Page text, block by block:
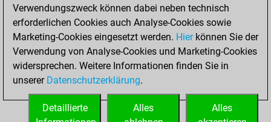
Sonntag, Januar
15, 2006
You played 88
bullet games
Play
You scored +52
=0 -36 in bullet
Verwendungszweck können dabei neben technisch
erforderlichen Cookies auch Analyse-Cookies sowie
Marketing-Cookies eingesetzt werden. Hierkönnen Sie der
Verwendung von Analyse-Cookies und Marketing-Cookies
widersprechen. Weitere Informationen finden Sie in
unserer Datenschutzerklärung.
Alles
Alles
Detaillierte